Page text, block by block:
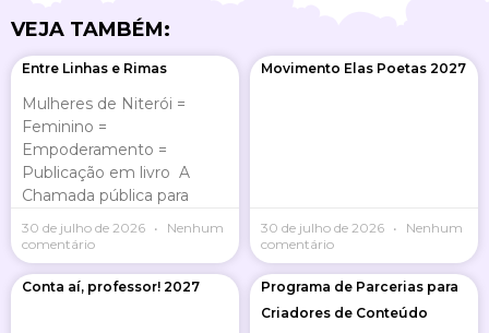
VEJA TAMBÉM:
Entre Linhas e Rimas
Mulheres de Niterói =
Feminino =
Empoderamento =
Publicação em livro A
Chamada pública para
30 de julho de 2026
Nenhum
comentário
Movimento Elas Poetas 2027
30 de julho de 2026
Nenhum
comentário
Conta aí, professor! 2027
Programa de Parcerias para
Criadores de Conteúdo
PagePagePagePage